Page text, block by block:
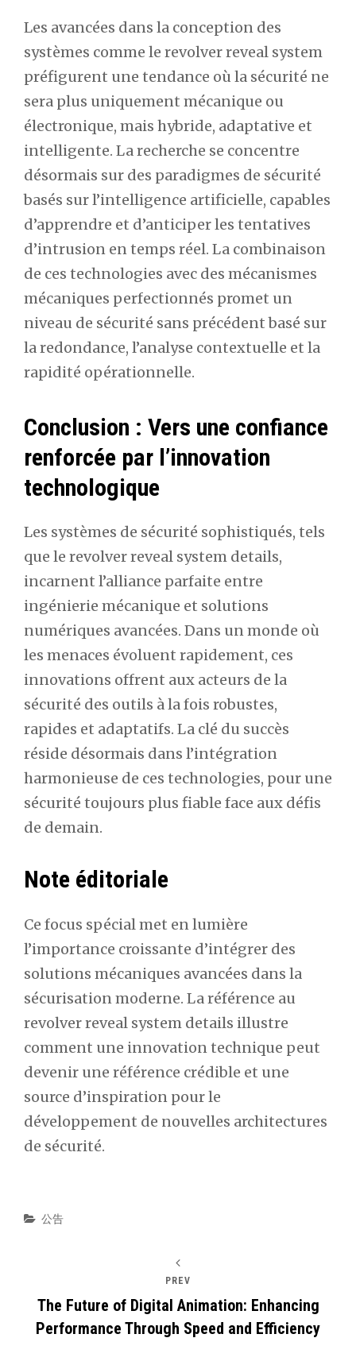
Les avancées dans la conception des
systèmes comme le revolver reveal system
préfigurent une tendance où la sécurité ne
sera plus uniquement mécanique ou
électronique, mais hybride, adaptative et
intelligente. La recherche se concentre
désormais sur des paradigmes de sécurité
basés sur l’intelligence artificielle, capables
d’apprendre et d’anticiper les tentatives
d’intrusion en temps réel. La combinaison
de ces technologies avec des mécanismes
mécaniques perfectionnés promet un
niveau de sécurité sans précédent basé sur
la redondance, l’analyse contextuelle et la
rapidité opérationnelle.
Conclusion : Vers une confiance
renforcée par l’innovation
technologique
Les systèmes de sécurité sophistiqués, tels
que le revolver reveal system details,
incarnent l’alliance parfaite entre
ingénierie mécanique et solutions
numériques avancées. Dans un monde où
les menaces évoluent rapidement, ces
innovations offrent aux acteurs de la
sécurité des outils à la fois robustes,
rapides et adaptatifs. La clé du succès
réside désormais dans l’intégration
harmonieuse de ces technologies, pour une
sécurité toujours plus fiable face aux défis
de demain.
Note éditoriale
Ce focus spécial met en lumière
l’importance croissante d’intégrer des
solutions mécaniques avancées dans la
sécurisation moderne. La référence au
revolver reveal system details illustre
comment une innovation technique peut
devenir une référence crédible et une
source d’inspiration pour le
développement de nouvelles architectures
de sécurité.
Categories
公告
PREV
The Future of Digital Animation: Enhancing
Performance Through Speed and Efficiency